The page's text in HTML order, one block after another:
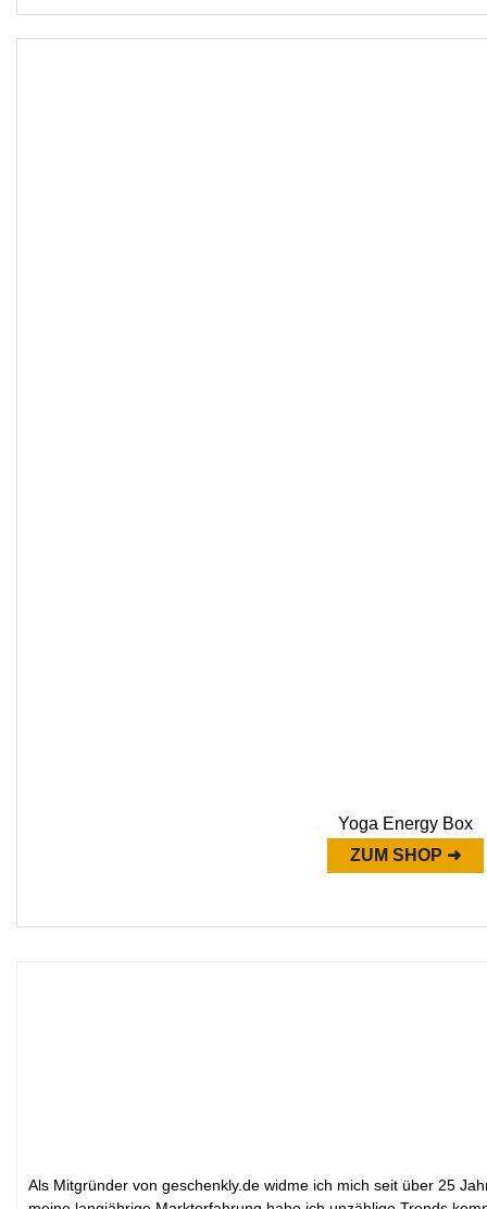
Yoga Energy Box
ZUM SHOP ➜
Als Mitgründer von geschenkly.de widme ich mich seit über 25